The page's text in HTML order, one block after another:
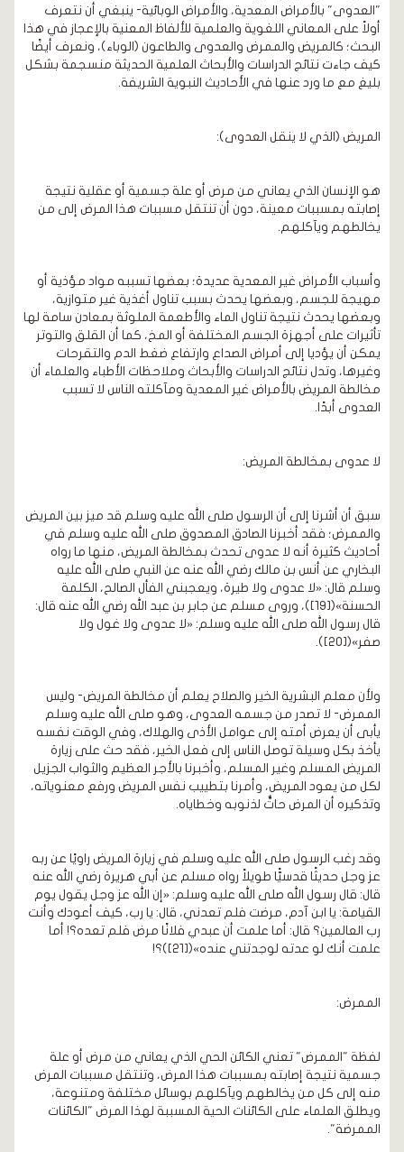
"العدوى" بالأمراض المعدية، والأمراض الوبائية- ينبغي أن نتعرف
أولاً على المعاني اللغوية والعلمية للألفاظ المعنية بالإعجاز في هذا
البحث؛ كالمريض والممرض والعدوى والطاعون (الوباء)، ونعرف أيضًا
كيف جاءت نتائج الدراسات والأبحاث العلمية الحديثة منسجمة بشكل
بليغ مع ما ورد عنها في الأحاديث النبوية الشريفة.
المريض (الذي لا ينقل العدوى):
هو الإنسان الذي يعاني من مرض أو علة جسمية أو عقلية نتيجة
إصابته بمسببات معينة، دون أن تنتقل مسببات هذا المرض إلى من
يخالطهم ويآكلهم.
وأسباب الأمراض غير المعدية عديدة؛ بعضها تسببه مواد مؤذية أو
مهيجة للجسم، وبعضها يحدث بسبب تناول أغذية غير متوازية،
وبعضها يحدث نتيجة تناول الماء والأطعمة الملوثة بمعادن سامة لها
تأثيرات على أجهزة الجسم المختلفة أو المخ، كما أن القلق والتوتر
يمكن أن يؤديا إلى أمراض الصداع وارتفاع ضغط الدم والتقرحات
وغيرها، وتدل نتائج الدراسات والأبحاث وملاحظات الأطباء والعلماء أن
مخالطة المريض بالأمراض غير المعدية ومآكلته الناس لا تسبب
العدوى أبدًا.
لا عدوى بمخالطة المريض:
سبق أن أشرنا إلى أن الرسول صلى الله عليه وسلم قد ميز بين المريض
والممرض؛ فقد أخبرنا الصادق المصدوق صلى الله عليه وسلم في
أحاديث كثيرة أنه لا عدوى تحدث بمخالطة المريض، منها ما رواه
البخاري عن أنس بن مالك رضي الله عنه عن النبي صلى الله عليه
وسلم قال: «لا عدوى ولا طيرة، ويعجبني الفأل الصالح، الكلمة
الحسنة»([19])، وروى مسلم عن جابر بن عبد الله رضي الله عنه قال:
قال رسول الله صلى الله عليه وسلم: «لا عدوى ولا غول ولا
صفر»([20]).
ولأن معلم البشرية الخير والصلاح يعلم أن مخالطة المريض- وليس
الممرض- لا تصدر من جسمه العدوى، وهو صلى الله عليه وسلم
يأبى أن يعرض أمته إلى عوامل الأذى والهلاك، وفي الوقت نفسه
يأخذ بكل وسيلة توصل الناس إلى فعل الخير، فقد حث على زيارة
المريض المسلم وغير المسلم، وأخبرنا بالأجر العظيم والثواب الجزيل
لكل من يعود المريض، وأمرنا بتطييب نفس المريض ورفع معنوياته،
وتذكيره أن المرض حاتٌّ لذنوبه وخطاياه.
وقد رغب الرسول صلى الله عليه وسلم في زيارة المريض راويًا عن ربه
عز وجل حديثًا قدسيًّا طويلاً رواه مسلم عن أبي هريرة رضي الله عنه
قال: قال رسول الله صلى الله عليه وسلم: «إن الله عز وجل يقول يوم
القيامة: يا ابن آدم، مرضت فلم تعدني، قال: يا رب، كيف أعودك وأنت
رب العالمين؟ قال: أما علمت أن عبدي فلانًا مرض فلم تعده؟! أما
علمت أنك لو عدته لوجدتني عنده»([21])؟!
الممرض:
لفظة "الممرض" تعني الكائن الحي الذي يعاني من مرض أو علة
جسمية نتيجة إصابته بمسببات هذا المرض، وتنتقل مسببات المرض
منه إلى كل من يخالطهم ويآكلهم بوسائل مختلفة ومتنوعة،
ويطلق العلماء على الكائنات الحية المسببة لهذا المرض "الكائنات
الممرضة".